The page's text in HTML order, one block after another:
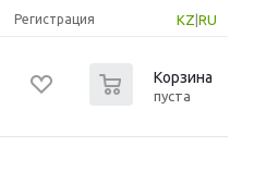
KZ RU
Регистрация
Корзина
пуста